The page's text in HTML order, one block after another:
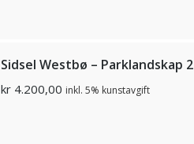
Sidsel Westbø – Parklandskap 2
kr 4.200,00 inkl. 5% kunstavgift